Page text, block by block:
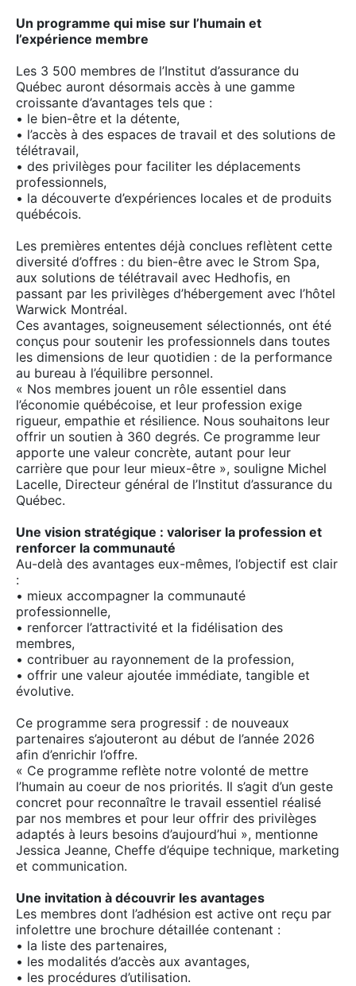
Un programme qui mise sur l’humain et
l’expérience membre
Les 3 500 membres de l’Institut d’assurance du
Québec auront désormais accès à une gamme
croissante d’avantages tels que :
• le bien-être et la détente,
• l’accès à des espaces de travail et des solutions de
télétravail,
• des privilèges pour faciliter les déplacements
professionnels,
• la découverte d’expériences locales et de produits
québécois.
Les premières ententes déjà conclues reflètent cette
diversité d’offres : du bien-être avec le Strom Spa,
aux solutions de télétravail avec Hedhofis, en
passant par les privilèges d’hébergement avec l’hôtel
Warwick Montréal.
Ces avantages, soigneusement sélectionnés, ont été
conçus pour soutenir les professionnels dans toutes
les dimensions de leur quotidien : de la performance
au bureau à l’équilibre personnel.
« Nos membres jouent un rôle essentiel dans
l’économie québécoise, et leur profession exige
rigueur, empathie et résilience. Nous souhaitons leur
offrir un soutien à 360 degrés. Ce programme leur
apporte une valeur concrète, autant pour leur
carrière que pour leur mieux-être », souligne Michel
Lacelle, Directeur général de l’Institut d’assurance du
Québec.
Une vision stratégique : valoriser la profession et
renforcer la communauté
Au-delà des avantages eux-mêmes, l’objectif est clair
:
• mieux accompagner la communauté
professionnelle,
• renforcer l’attractivité et la fidélisation des
membres,
• contribuer au rayonnement de la profession,
• offrir une valeur ajoutée immédiate, tangible et
évolutive.
Ce programme sera progressif : de nouveaux
partenaires s’ajouteront au début de l’année 2026
afin d’enrichir l’offre.
« Ce programme reflète notre volonté de mettre
l’humain au coeur de nos priorités. Il s’agit d’un geste
concret pour reconnaître le travail essentiel réalisé
par nos membres et pour leur offrir des privilèges
adaptés à leurs besoins d’aujourd’hui », mentionne
Jessica Jeanne, Cheffe d’équipe technique, marketing
et communication.
Une invitation à découvrir les avantages
Les membres dont l’adhésion est active ont reçu par
infolettre une brochure détaillée contenant :
• la liste des partenaires,
• les modalités d’accès aux avantages,
• les procédures d’utilisation.